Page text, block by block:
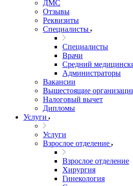
ДМС
Отзывы
Реквизиты
Специалисты
Специалисты
Врачи
Средний
Администраторы
Вакансии
Вышестоящие
Налоговый вычет
Дипломы
Услуги
Услуги
Взрослое отделение
Взрослое отделение
Хирургия
Гинекология